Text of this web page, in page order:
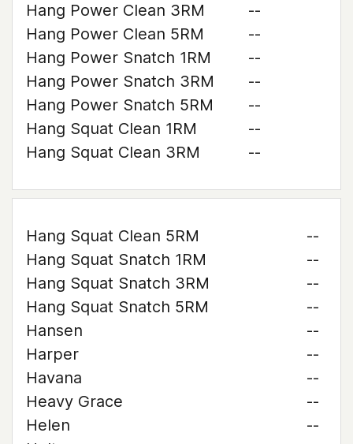
Hang Power Clean 3RM
--
Hang Power Clean 5RM
--
Hang Power Snatch 1RM
--
Hang Power Snatch 3RM
--
Hang Power Snatch 5RM
--
Hang Squat Clean 1RM
--
Hang Squat Clean 3RM
--
Hang Squat Clean 5RM
--
Hang Squat Snatch 1RM
--
Hang Squat Snatch 3RM
--
Hang Squat Snatch 5RM
--
Hansen
--
Harper
--
Havana
--
Heavy Grace
--
Helen
--